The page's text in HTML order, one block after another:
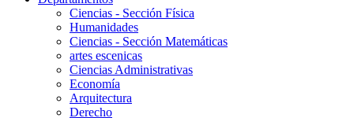
Ciencias - Sección Física
Humanidades
Ciencias - Sección Matemáticas
artes escenicas
Ciencias Administrativas
Economía
Arquitectura
Derecho